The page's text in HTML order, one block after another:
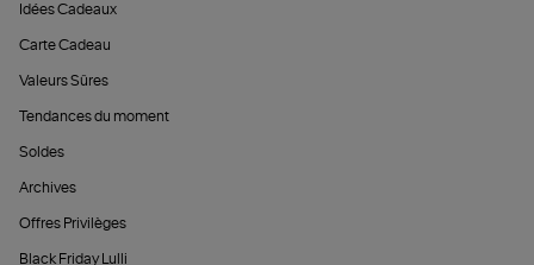
Idées Cadeaux
Carte Cadeau
Valeurs Sûres
Tendances du moment
Soldes
Archives
Offres Privilèges
Black Friday Lulli